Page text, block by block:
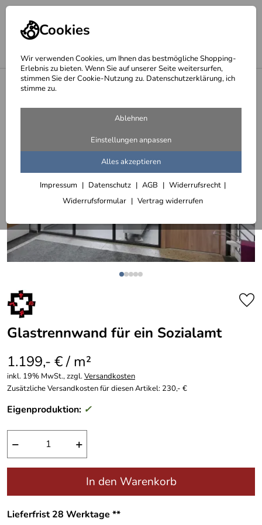
Cookies
Wir verwenden Cookies, um Ihnen das bestmögliche Shopping-
Erlebnis zu bieten. Wenn Sie auf unserer Seite weitersurfen,
stimmen Sie der Cookie-Nutzung zu. Datenschutzerklärung, ich
stimme zu.
Ablehnen
Einstellungen anpassen
Alles akzeptieren
Impressum Datenschutz AGB
Widerrufsrecht
Widerrufsformular
Vertrag widerrufen
Glastrennwände mit einem Rahmen aus Rechtecktrohr
Glastrennwand für ein Sozialamt
1.199,- € / m²
inkl. 19% MwSt., zzgl.Versandkosten
Zusätzliche Versandkosten für diesen Artikel: 230,- €
Eigenproduktion: ✓
− +
In den Warenkorb
Lieferfrist 28 Werktage **